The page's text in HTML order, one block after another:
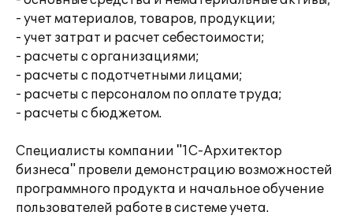
- учет материалов, товаров, продукции;
- учет затрат и расчет себестоимости;
- расчеты с организациями;
- расчеты с подотчетными лицами;
- расчеты с персоналом по оплате труда;
- расчеты с бюджетом.
Специалисты компании "1С-Архитектор
бизнеса" провели демонстрацию возможностей
программного продукта и начальное обучение
пользователей работе в системе учета.